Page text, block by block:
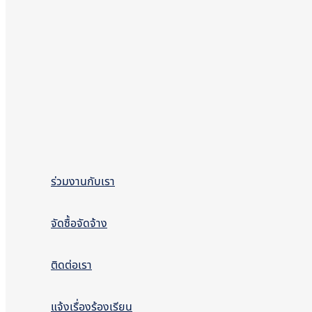
ร่วมงานกับเรา
จัดซื้อจัดจ้าง
ติดต่อเรา
แจ้งเรื่องร้องเรียน